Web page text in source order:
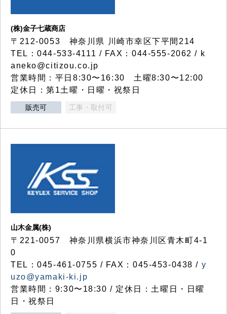
(株)金子七蔵商店
〒212-0053 神奈川県 川崎市幸区下平間214
TEL：044-533-4111 / FAX：044-555-2062 / k
aneko@citizou.co.jp
営業時間：平日8:30〜16:30 土曜8:30〜12:00
定休日：第1土曜・日曜・祝祭日
販売可 工事・取付可
山木金属(株)
〒221-0057 神奈川県横浜市神奈川区青木町4-1
0
TEL：045-461-0755 / FAX：045-453-0438 / y
uzo@yamaki-ki.jp
営業時間：9:30〜18:30 / 定休日：土曜日・日曜
日・祝祭日